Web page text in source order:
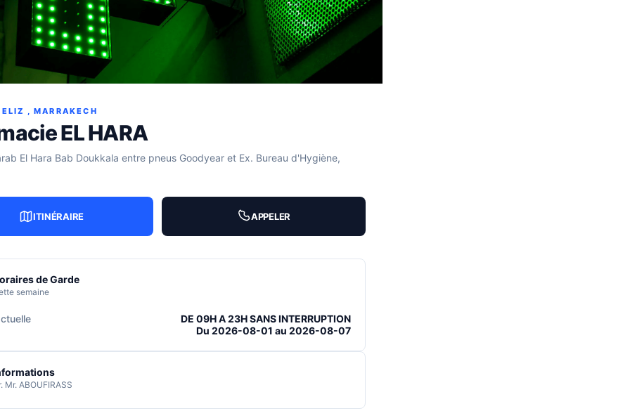
, MARRAKECH
EL HARA
El Hara Bab Doukkala entre pneus Goodyear et Ex. Bureau d'Hygiène,
ITINÉRAIRE APPELER
de Garde
semaine
DE 09H A 23H SANS INTERRUPTION
Du 2026-08-01 au 2026-08-07
Mr. ABOUFIRASS